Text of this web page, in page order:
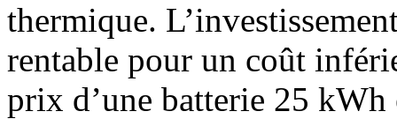
thermique.
rentable pour un coût
prix d’une batterie 25 kWh